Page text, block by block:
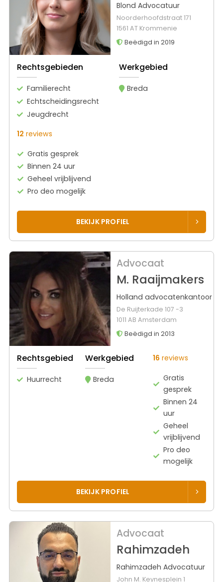
Blond Advocatuur
Noorderhoofdstraat 171
1561 AT Krommenie
Beëdigd in 2019
Rechtsgebieden
Familierecht
Echtscheidingsrecht
Jeugdrecht
Werkgebied
Breda
12 reviews
Gratis gesprek
Binnen 24 uur
Geheel vrijblijvend
Pro deo mogelijk
BEKIJK PROFIEL
Advocaat
M. Raaijmakers
Holland advocatenkantoor
De Ruijterkade 107 -3
1011 AB Amsterdam
Beëdigd in 2013
Rechtsgebied
Huurrecht
Werkgebied
Breda
16 reviews
Gratis
gesprek
Binnen 24
uur
Geheel
vrijblijvend
Pro deo
mogelijk
BEKIJK PROFIEL
Advocaat
Rahimzadeh
Rahimzadeh Advocatuur
John M. Keynesplein 1